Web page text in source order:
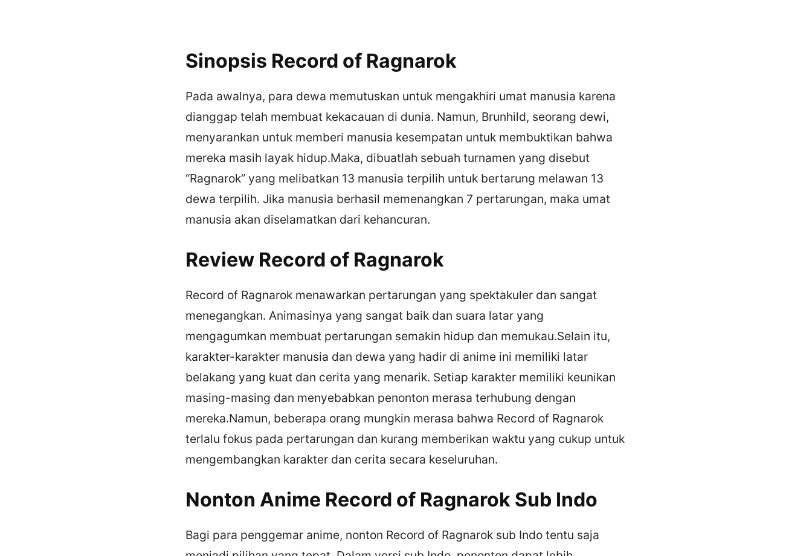
Sinopsis Record of Ragnarok
Pada awalnya, para dewa memutuskan untuk mengakhiri umat manusia karena
dianggap telah membuat kekacauan di dunia. Namun, Brunhild, seorang dewi,
menyarankan untuk memberi manusia kesempatan untuk membuktikan bahwa
mereka masih layak hidup.Maka, dibuatlah sebuah turnamen yang disebut
“Ragnarok” yang melibatkan 13 manusia terpilih untuk bertarung melawan 13
dewa terpilih. Jika manusia berhasil memenangkan 7 pertarungan, maka umat
manusia akan diselamatkan dari kehancuran.
Review Record of Ragnarok
Record of Ragnarok menawarkan pertarungan yang spektakuler dan sangat
menegangkan. Animasinya yang sangat baik dan suara latar yang
mengagumkan membuat pertarungan semakin hidup dan memukau.Selain itu,
karakter-karakter manusia dan dewa yang hadir di anime ini memiliki latar
belakang yang kuat dan cerita yang menarik. Setiap karakter memiliki keunikan
masing-masing dan menyebabkan penonton merasa terhubung dengan
mereka.Namun, beberapa orang mungkin merasa bahwa Record of Ragnarok
terlalu fokus pada pertarungan dan kurang memberikan waktu yang cukup untuk
mengembangkan karakter dan cerita secara keseluruhan.
Nonton Anime Record of Ragnarok Sub Indo
Bagi para penggemar anime, nonton Record of Ragnarok sub Indo tentu saja